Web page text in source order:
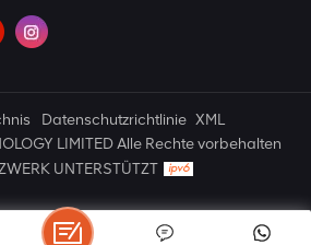
Datenschutzrichtlinie XML
LIMITED Alle Rechte vorbehalten
UNTERSTÜTZT